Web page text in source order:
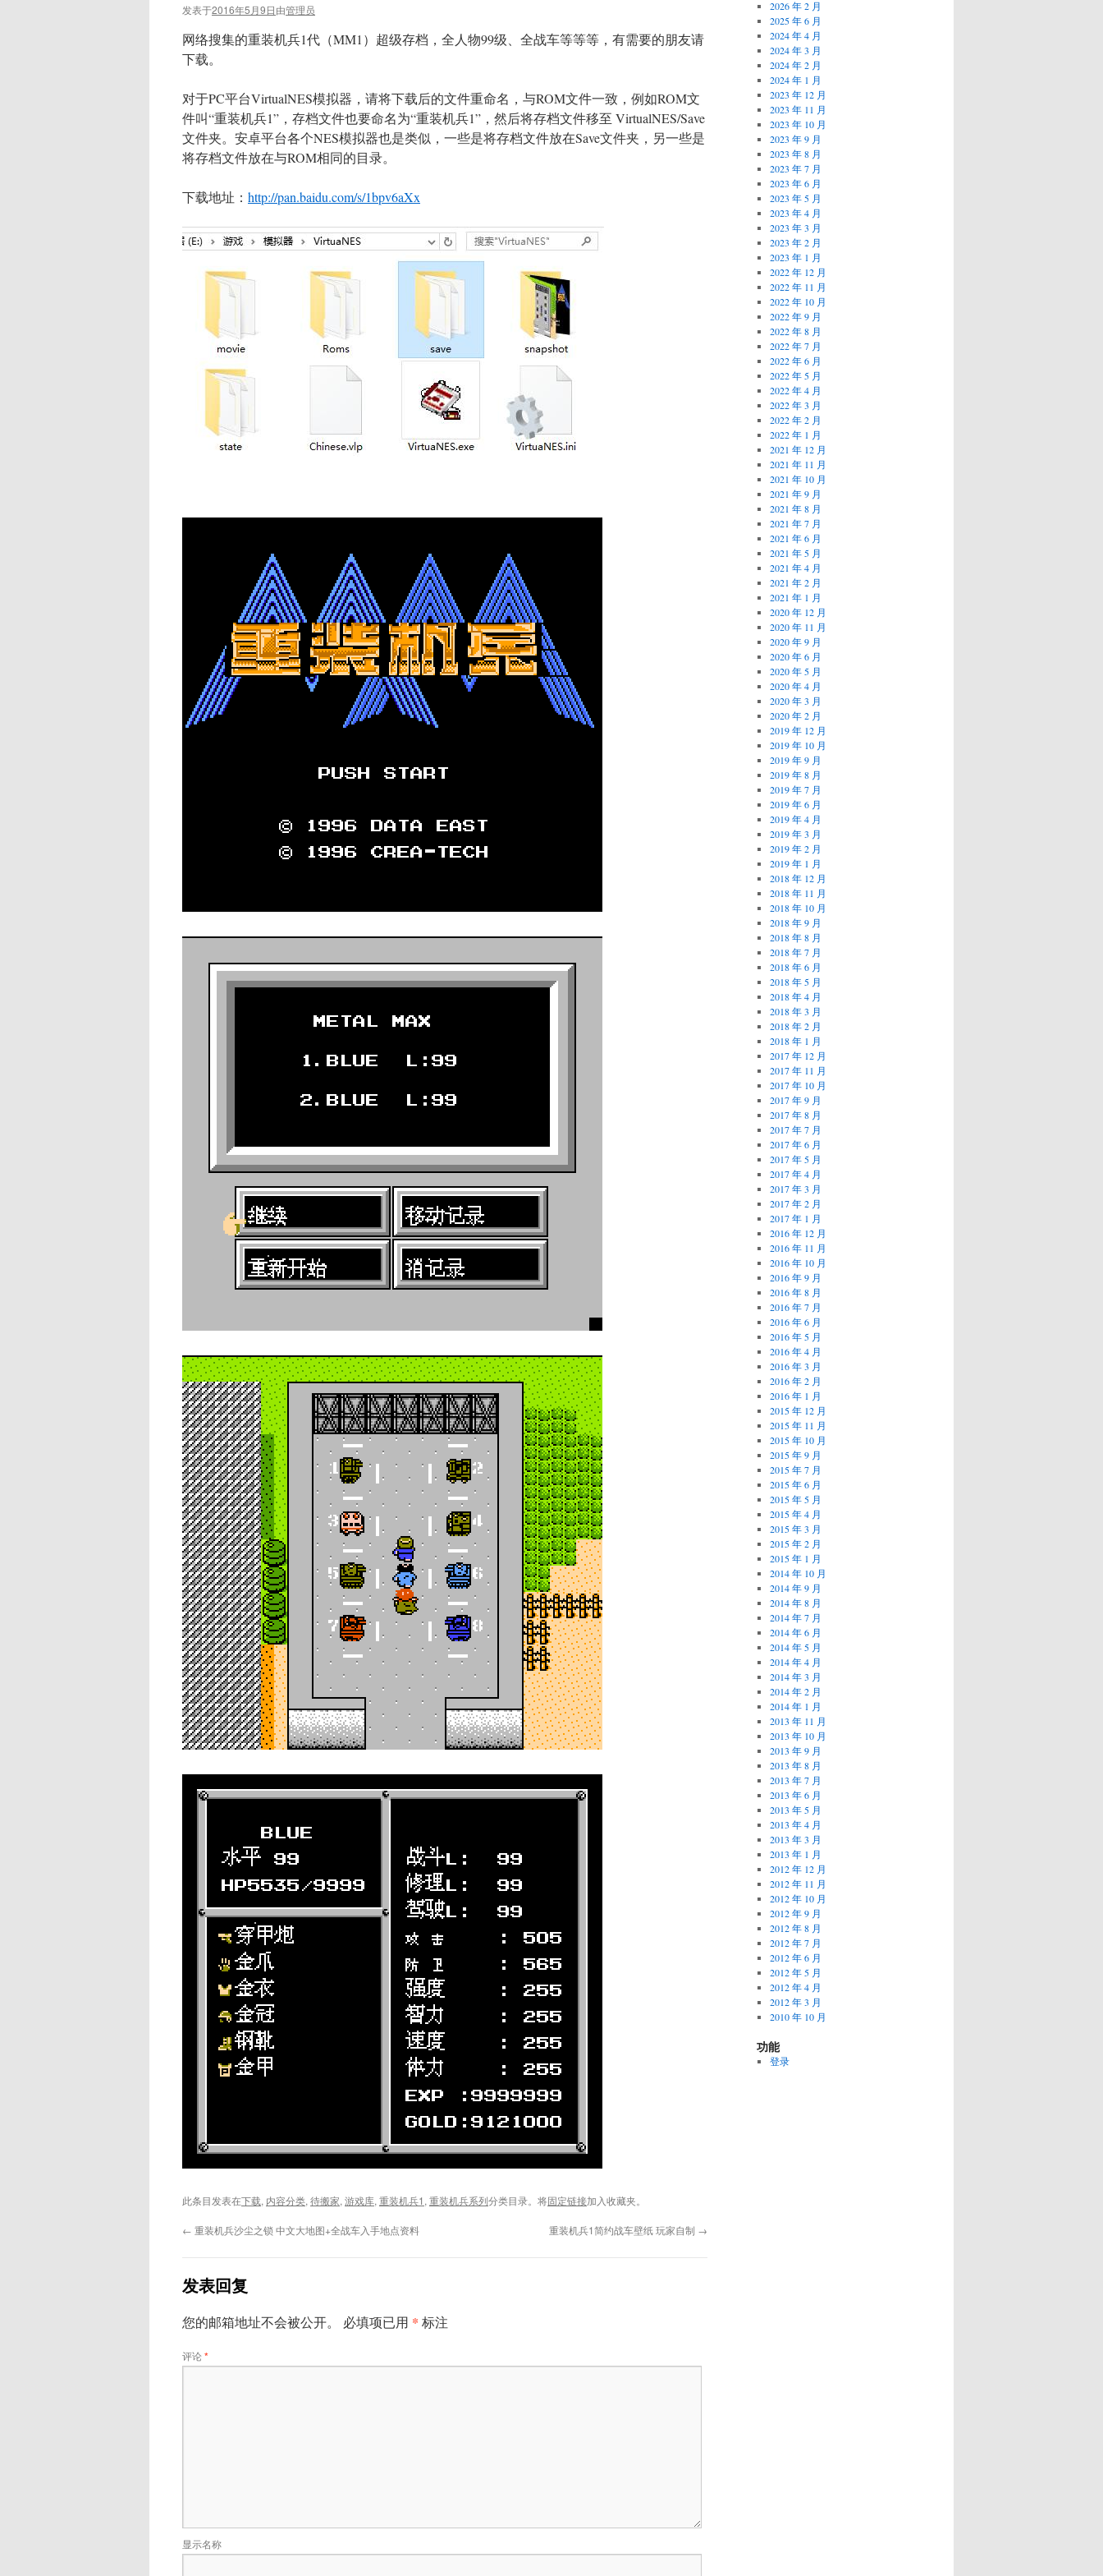
发表于2016年5月9日由管理员
网络搜集的重装机兵1代（MM1）超级存档，全人物99级、全战车等等等，有需要的朋友请
下载。
对于PC平台VirtualNES模拟器，请将下载后的文件重命名，与ROM文件一致，例如ROM文
件叫“重装机兵1”，存档文件也要命名为“重装机兵1”，然后将存档文件移至 VirtualNES/Save
文件夹。安卓平台各个NES模拟器也是类似，一些是将存档文件放在Save文件夹，另一些是
将存档文件放在与ROM相同的目录。
下载地址： http://pan.baidu.com/s/1bpv6aXx
此条目发表在下载, 内容分类, 待搬家, 游戏库, 重装机兵1 , 重装机兵系列分类目录。将固定链接加入收藏夹。
← 重装机兵沙尘之锁 中文大地图+全战车入手地点资料 重装机兵1简约战车壁纸 玩家自制 →
发表回复
您的邮箱地址不会被公开。 必填项已用 * 标注
评论*
显示名称
2026 年 2 月
2025 年 6 月
2024 年 4 月
2024 年 3 月
2024 年 2 月
2024 年 1 月
2023 年 12 月
2023 年 11 月
2023 年 10 月
2023 年 9 月
2023 年 8 月
2023 年 7 月
2023 年 6 月
2023 年 5 月
2023 年 4 月
2023 年 3 月
2023 年 2 月
2023 年 1 月
2022 年 12 月
2022 年 11 月
2022 年 10 月
2022 年 9 月
2022 年 8 月
2022 年 7 月
2022 年 6 月
2022 年 5 月
2022 年 4 月
2022 年 3 月
2022 年 2 月
2022 年 1 月
2021 年 12 月
2021 年 11 月
2021 年 10 月
2021 年 9 月
2021 年 8 月
2021 年 7 月
2021 年 6 月
2021 年 5 月
2021 年 4 月
2021 年 2 月
2021 年 1 月
2020 年 12 月
2020 年 11 月
2020 年 9 月
2020 年 6 月
2020 年 5 月
2020 年 4 月
2020 年 3 月
2020 年 2 月
2019 年 12 月
2019 年 10 月
2019 年 9 月
2019 年 8 月
2019 年 7 月
2019 年 6 月
2019 年 4 月
2019 年 3 月
2019 年 2 月
2019 年 1 月
2018 年 12 月
2018 年 11 月
2018 年 10 月
2018 年 9 月
2018 年 8 月
2018 年 7 月
2018 年 6 月
2018 年 5 月
2018 年 4 月
2018 年 3 月
2018 年 2 月
2018 年 1 月
2017 年 12 月
2017 年 11 月
2017 年 10 月
2017 年 9 月
2017 年 8 月
2017 年 7 月
2017 年 6 月
2017 年 5 月
2017 年 4 月
2017 年 3 月
2017 年 2 月
2017 年 1 月
2016 年 12 月
2016 年 11 月
2016 年 10 月
2016 年 9 月
2016 年 8 月
2016 年 7 月
2016 年 6 月
2016 年 5 月
2016 年 4 月
2016 年 3 月
2016 年 2 月
2016 年 1 月
2015 年 12 月
2015 年 11 月
2015 年 10 月
2015 年 9 月
2015 年 7 月
2015 年 6 月
2015 年 5 月
2015 年 4 月
2015 年 3 月
2015 年 2 月
2015 年 1 月
2014 年 10 月
2014 年 9 月
2014 年 8 月
2014 年 7 月
2014 年 6 月
2014 年 5 月
2014 年 4 月
2014 年 3 月
2014 年 2 月
2014 年 1 月
2013 年 11 月
2013 年 10 月
2013 年 9 月
2013 年 8 月
2013 年 7 月
2013 年 6 月
2013 年 5 月
2013 年 4 月
2013 年 3 月
2013 年 1 月
2012 年 12 月
2012 年 11 月
2012 年 10 月
2012 年 9 月
2012 年 8 月
2012 年 7 月
2012 年 6 月
2012 年 5 月
2012 年 4 月
2012 年 3 月
2010 年 10 月
功能
登录